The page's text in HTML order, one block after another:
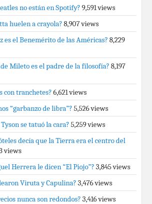
no están en Spotify? 9,591 views
huelen a crayola? 8,907 views
es el Benemérito de las Américas? 8,229
de Mileto es el padre de la filosofía? 8,197
con tranchetes? 6,621 views
“garbanzo de libra”? 5,526 views
se tatuó la cara? 5,259 views
decía que la Tierra era el centro del
views
Herrera le dicen “El Piojo”? 3,845 views
Viruta y Capulina? 3,476 views
nunca son redondos? 3,416 views